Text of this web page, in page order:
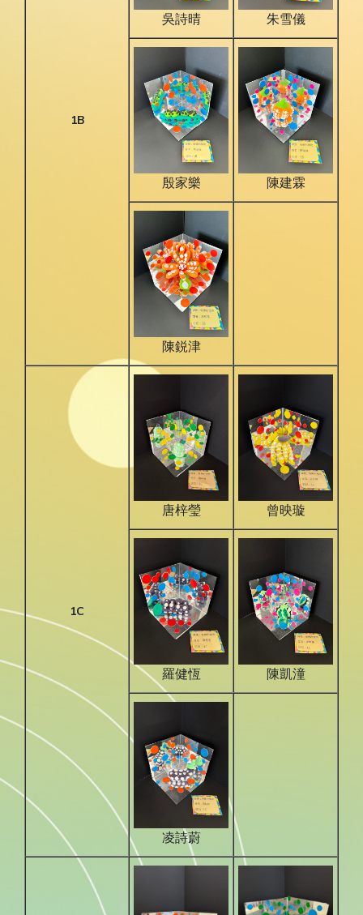
1B
吳詩晴 朱雪儀
殷家樂 陳建霖
陳鋭津
1C
唐梓瑩 曾映璇
羅健恆 陳凱潼
凌詩蔚